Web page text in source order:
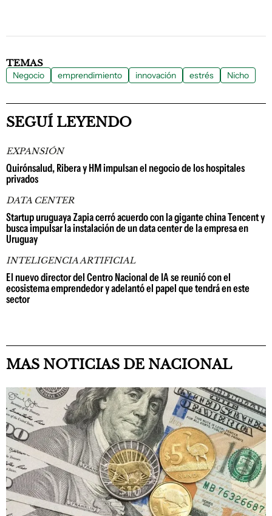
TEMAS
Negocio emprendimiento innovación estrés Nicho
SEGUÍ LEYENDO
EXPANSIÓN
Quirónsalud, Ribera y HM impulsan el negocio de los hospitales
privados
DATA CENTER
Startup uruguaya Zapia cerró acuerdo con la gigante china Tencent y
busca impulsar la instalación de un data center de la empresa en
Uruguay
INTELIGENCIA ARTIFICIAL
El nuevo director del Centro Nacional de IA se reunió con el
ecosistema emprendedor y adelantó el papel que tendrá en este
sector
MAS NOTICIAS DE NACIONAL